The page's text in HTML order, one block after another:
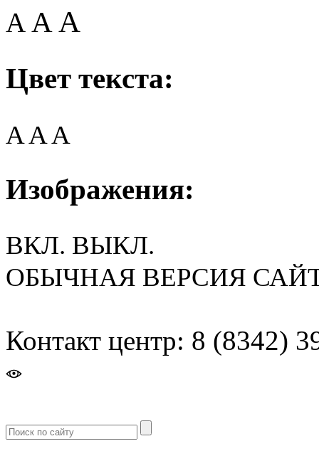
A AA
Цвет текста:
AAA
Изображения:
ВКЛ. ВЫКЛ.
ОБЫЧНАЯ ВЕРСИЯ
Контакт центр: 8 (8342)